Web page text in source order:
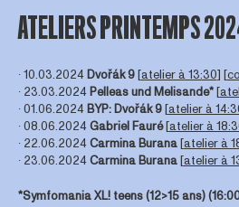
ATELIERS PRINTEMPS
∙ 10.03.2024Dvořák9[atelier à 13:30] [
∙ 23.03.2024Pelleas und Melisande*[
∙ 01.06.2024BYP:Dvořák9[atelier à
∙ 08.06.2024Gabriel Fauré[atelier à
∙ 22.06.2024Carmina Burana[atelier à
∙ 23.06.2024Carmina Burana[atelier à
*Symfomania XL! teens (12>15 ans)